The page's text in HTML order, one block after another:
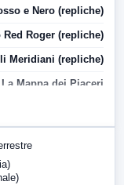
e Nero (repliche)
Roger (repliche)
Meridiani (repliche)
La Mappa dei Piaceri